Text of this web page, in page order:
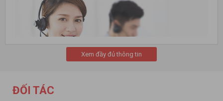
Xem đầy đủ thông tin
ĐỐI TÁC